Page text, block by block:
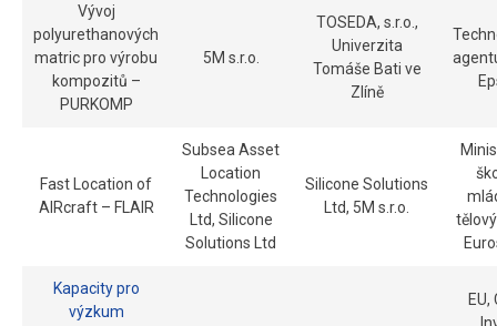
Vývoj
polyurethanových
matric pro výrobu
kompozitů –
PURKOMP
5M s.r.o.
TOSEDA, s.r.o.,
Univerzita
Tomáše Bati ve
Zlíně
Fast Location of
AIRcraft – FLAIR
Subsea Asset
Location
Technologies
Ltd, Silicone
Solutions Ltd
Silicone Solutions
Ltd, 5M s.r.o.
Kapacity pro
výzkum